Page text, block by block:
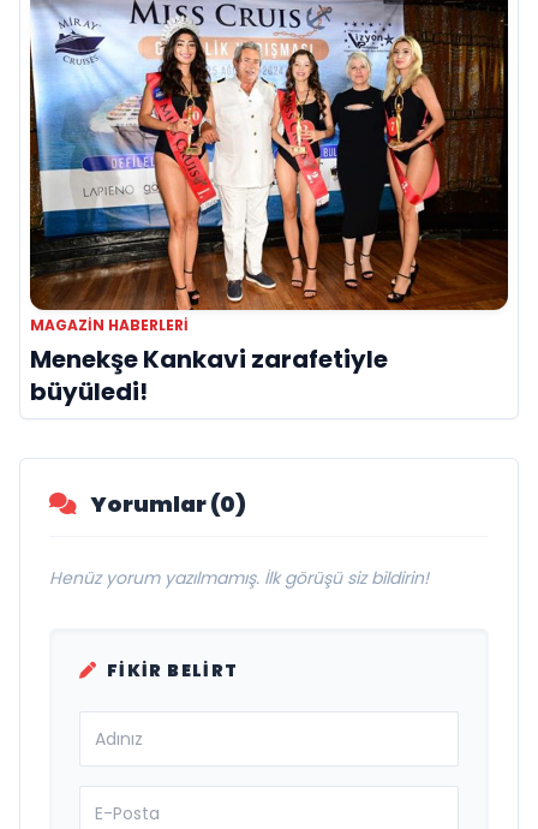
MAGAZIN HABERLERI
Menekşe Kankavi zarafetiyle
büyüledi!
Yorumlar (0)
Henüz yorum yazılmamış. İlk görüşü siz bildirin!
FIKIR BELIRT